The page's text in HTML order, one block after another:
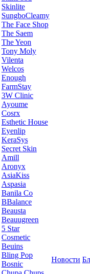
Skinlite
SungboCleamy
The Face Shop
The Saem
The Yeon
Tony Moly
Vilenta
Welcos
Enough
FarmStay
3W Clinic
Ayoume
Cosrx
Esthetic House
Eyenlip
KeraSys
Secret Skin
Amill
Aronyx
AsiaKiss
Aspasia
Banila Co
BBalance
Beausta
Beauugreen
5 Star
Cosmetic
Beuins
Bling Pop
Bosnic
Новости